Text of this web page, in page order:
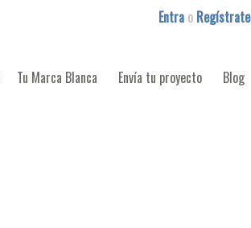
Entra o Regístrate
Tu Marca Blanca Envía tu proyecto Blog